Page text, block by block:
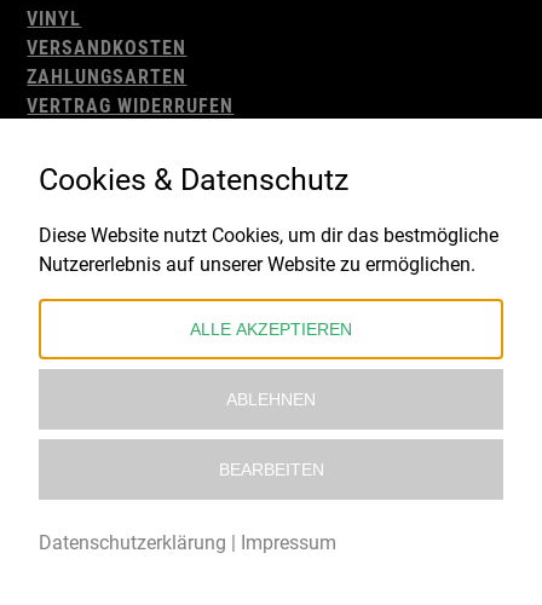
VINYL
VERSANDKOSTEN
ZAHLUNGSARTEN
VERTRAG WIDERRUFEN
WIDERRUFSBELEHRUNG
IMPRESSUM
Gefördert durch:
Cookies & Datenschutz
Diese Website nutzt Cookies, um dir das bestmögliche
Nutzererlebnis auf unserer Website zu ermöglichen.
ALLE AKZEPTIEREN
ABLEHNEN
BEARBEITEN
Datenschutzerklärung | Impressum